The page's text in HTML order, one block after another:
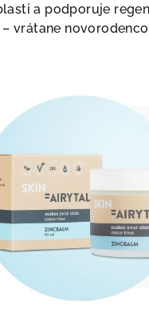
a podporuje
vrátane